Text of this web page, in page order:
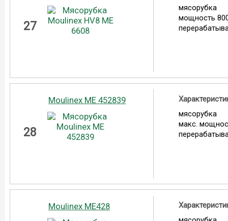
27
мясорубка
мощность
28
Moulinex ME 452839
мясорубка
макс.
Moulinex ME428